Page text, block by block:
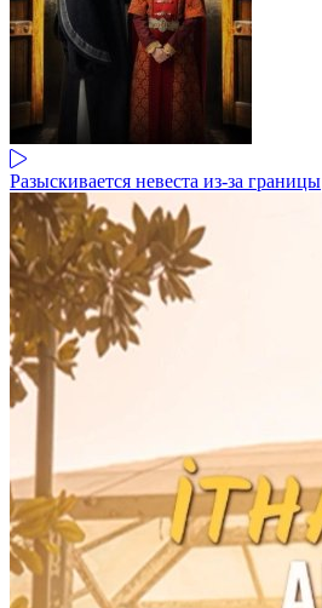
Разыскивается невеста из-за границы